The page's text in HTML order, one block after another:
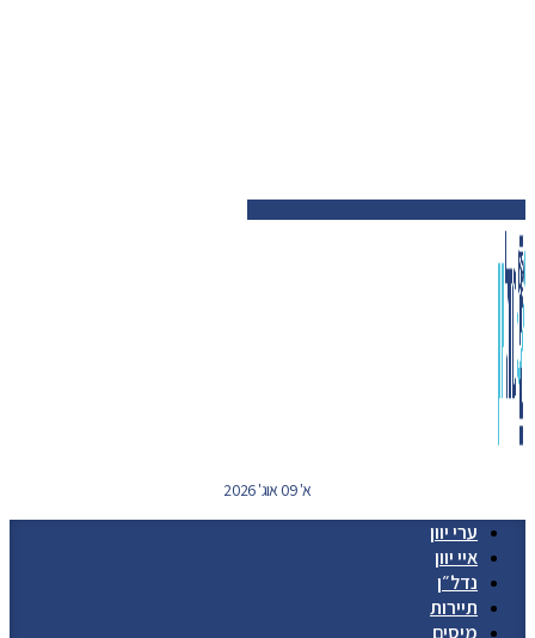
א' 09 אוג' 2026
ערי יוון
איי יוון
נדל״ן
תיירות
מיסים